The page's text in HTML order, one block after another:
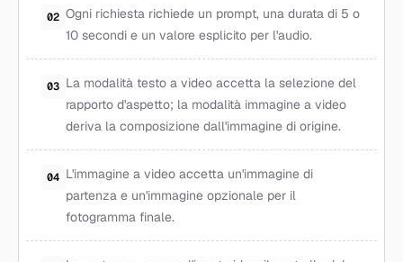
02 Ogni richiesta richiede un prompt, una durata di 5 o
10 secondi e un valore esplicito per l'audio.
03 La modalità testo a video accetta la selezione del
rapporto d'aspetto; la modalità immagine a video
deriva la composizione dall'immagine di origine.
04 L'immagine a video accetta un'immagine di
partenza e un'immagine opzionale per il
fotogramma finale.